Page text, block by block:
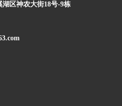
区神农大街18号-9栋